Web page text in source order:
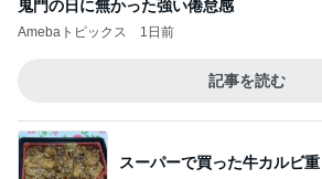
鬼門の日に無かった強い倦怠感
Amebaトピックス 1日前
記事を読む
スーパーで買った牛カルビ